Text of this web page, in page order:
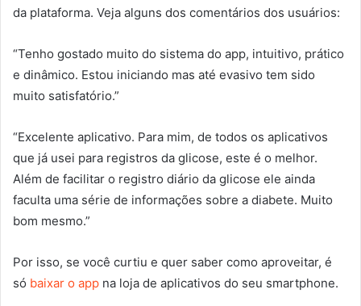
da plataforma. Veja alguns dos comentários dos usuários:
“Tenho gostado muito do sistema do app, intuitivo, prático
e dinâmico. Estou iniciando mas até evasivo tem sido
muito satisfatório.”
“Excelente aplicativo. Para mim, de todos os aplicativos
que já usei para registros da glicose, este é o melhor.
Além de facilitar o registro diário da glicose ele ainda
faculta uma série de informações sobre a diabete. Muito
bom mesmo.”
Por isso, se você curtiu e quer saber como aproveitar, é
só baixar o app na loja de aplicativos do seu smartphone.